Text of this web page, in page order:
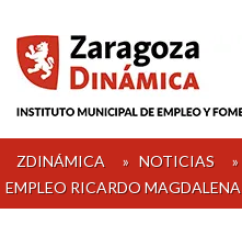
content
ZDINÁMICA » NOTICIAS »
EMPLEO RICARDO MAGDALENA